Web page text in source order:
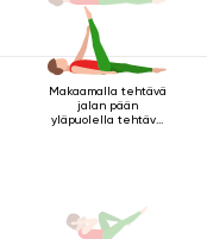
Makaamalla tehtävä
jalan pään
yläpuolella tehtävä